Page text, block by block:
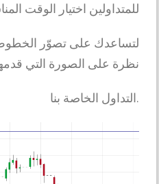
للمتداولين اختيار الوقت
نظرة على الصورة التي
.التداول الخاصة بنا